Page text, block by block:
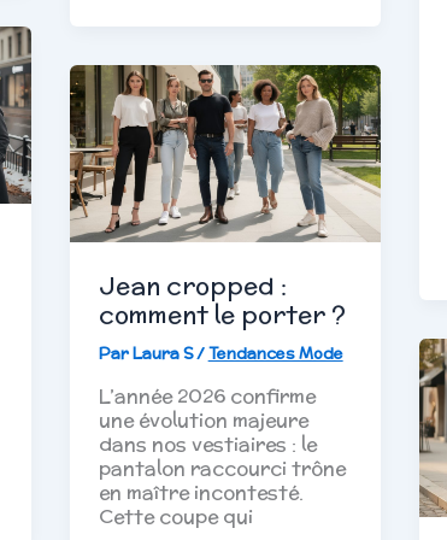
Jean cropped :
comment le porter ?
ParLaura S/Tendances Mode
L’année 2026 confirme
une évolution majeure
dans nos vestiaires : le
pantalon raccourci trône
en maître incontesté.
Cette coupe qui